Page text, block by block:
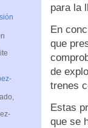
para la
En
que
de
trenes
Estas
que se